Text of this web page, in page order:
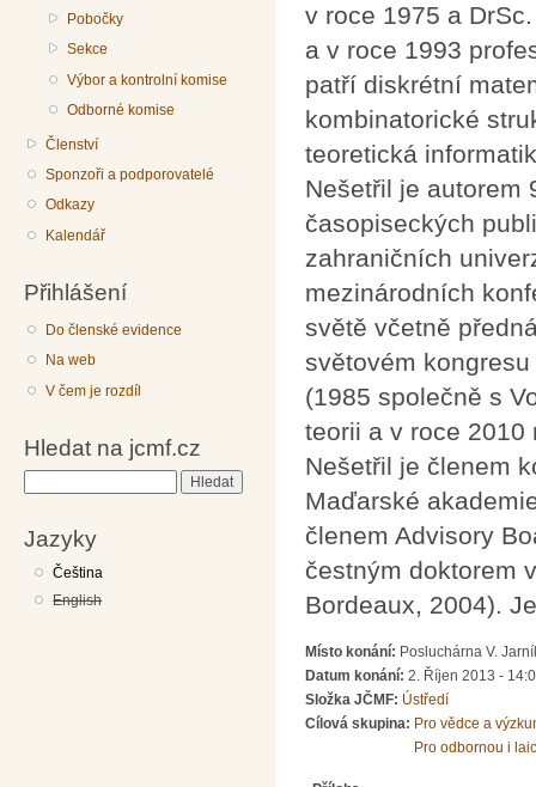
Pobočky
Sekce
Výbor a kontrolní komise
Odborné komise
Členství
Sponzoři a podporovatelé
Odkazy
Kalendář
Přihlášení
Do členské evidence
Na web
V čem je rozdíl
Hledat na jcmf.cz
Jazyky
Čeština
English
v roce 1975 a
a v roce 1993
patří diskrétní
kombinatorické
teoretická
Nešetřil je autorem
časopiseckých
zahraničních
mezinárodních
světě včetně
světovém
(1985 společně s
teorii a v roce 2010
Nešetřil je členem
Maďarské
členem Advisory
čestným doktorem
Bordeaux, 2004).
Místo konání: Posluchárna V.
Datum konání: 2. Říjen 2013 -
Složka JČMF: Ústředí
Cílová skupina: Pro vědce a
Pro odbornou i